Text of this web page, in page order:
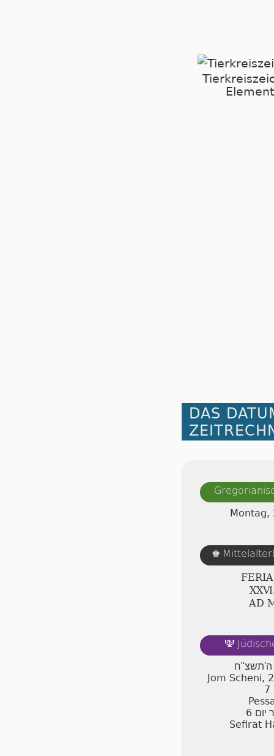
DAS
Montag,
♚
AD
🕎
ה'תשצ"ח
Jom Scheni,
7
6 יום
Sefirat